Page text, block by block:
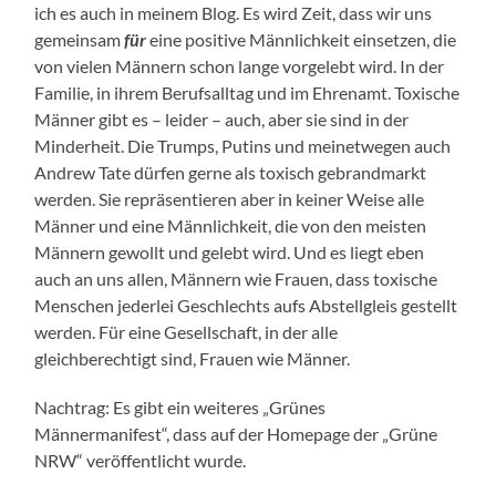
ich es auch in meinem Blog. Es wird Zeit, dass wir uns
gemeinsamfüreine positive Männlichkeit einsetzen, die
von vielen Männern schon lange vorgelebt wird. In der
Familie, in ihrem Berufsalltag und im Ehrenamt. Toxische
Männer gibt es – leider – auch, aber sie sind in der
Minderheit. Die Trumps, Putins und meinetwegen auch
Andrew Tate dürfen gerne als toxisch gebrandmarkt
werden. Sie repräsentieren aber in keiner Weise alle
Männer und eine Männlichkeit, die von den meisten
Männern gewollt und gelebt wird. Und es liegt eben
auch an uns allen, Männern wie Frauen, dass toxische
Menschen jederlei Geschlechts aufs Abstellgleis gestellt
werden. Für eine Gesellschaft, in der alle
gleichberechtigt sind, Frauen wie Männer.
Nachtrag: Es gibt ein weiteres „Grünes
Männermanifest“, dass auf der Homepage der „Grüne
NRW“ veröffentlicht wurde.